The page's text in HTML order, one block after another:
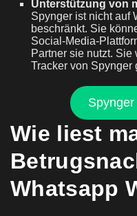
Unterstützung von
Spynger ist nicht auf
beschränkt. Sie
Social-Media-
Partner sie nutzt.
Tracker von Spynger
Wie liest
Whatsapp